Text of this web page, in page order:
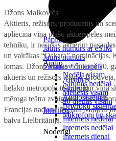
Papildināt
Jauns numurs ar eSIM
Jauns numurs
Sarunas + Internets
Nedēļa visam
Sarunas nedēļai
Mēnesis visam
90 dienas visam
Internets
Internets nedēļai
Internets nedēļai
Internets dienai
Audio
Austiņas
Skaļruņi
Audiosistēmas
Brīvroku
Mikrofoni un
Noderīgi
Džons Malkovičs
Aktieris, režisors, producents un
apliecina viņa plašo aktierspēles
tehniku, ir nesušas aktierim
un vairākas “Oskara” nominācijas.
lomas. Džons Malkovičs kopš 70.
aktieris un režisors teātros
lielāko metropoļu teātros, kur viņa
mēroga teātra zvaigznes. Par
Francijas nacionālā teātra Moljēra
balva Lielbritānijā.